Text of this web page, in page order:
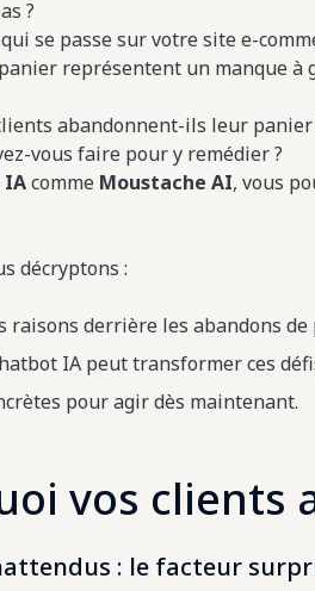
?
qui se passe sur votre site e-
représentent un manque à
abandonnent-ils leur panier
vous faire pour y remédier ?
IAcomme Moustache AI, vous
décryptons :
raisons derrière les abandons de
IA peut transformer ces
pour agir dès maintenant.
vos clients
: le facteur